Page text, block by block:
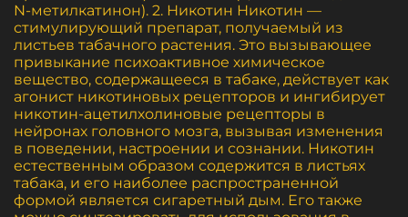
N-метилкатинон). 2. Никотин Никотин —
стимулирующий препарат, получаемый из
листьев табачного растения. Это вызывающее
привыкание психоактивное химическое
вещество, содержащееся в табаке, действует как
агонист никотиновых рецепторов и ингибирует
никотин-ацетилхолиновые рецепторы в
нейронах головного мозга, вызывая изменения
в поведении, настроении и сознании. Никотин
естественным образом содержится в листьях
табака, и его наиболее распространенной
формой является сигаретный дым. Его также